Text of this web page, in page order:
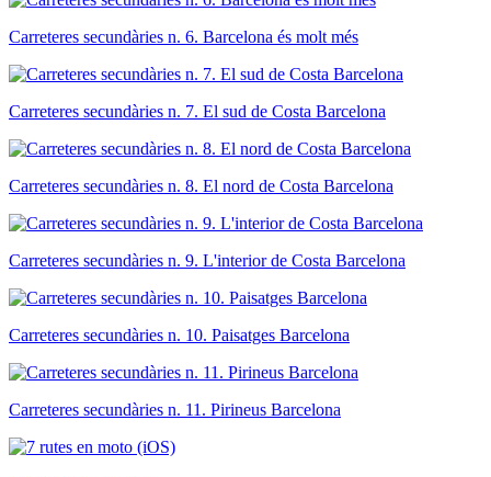
Carreteres secundàries n. 6. Barcelona és molt més
Carreteres secundàries n. 7. El sud de Costa Barcelona
Carreteres secundàries n. 8. El nord de Costa Barcelona
Carreteres secundàries n. 9. L'interior de Costa Barcelona
Carreteres secundàries n. 10. Paisatges Barcelona
Carreteres secundàries n. 11. Pirineus Barcelona